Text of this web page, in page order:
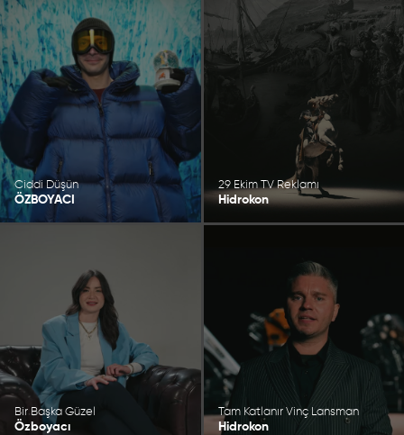
Ciddi Düşün
ÖZBOYACI
29 Ekim TV Reklamı
Hidrokon
Bir Başka Güzel
Özboyacı
Tam Katlanır Vinç Lansman
Hidrokon